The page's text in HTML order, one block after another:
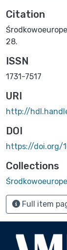
Citation
28.
ISSN
1731-7517
URI
http://
DOI
https://doi.org/
Collections
Full item